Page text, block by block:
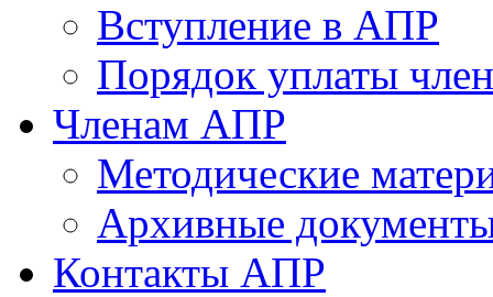
Вступление в АПР
Порядок уплаты
Членам АПР
Методические
Архивные
Контакты АПР